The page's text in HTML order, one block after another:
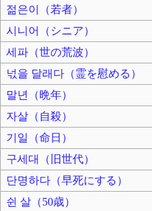
젊은이（若者）
시니어（シニア）
세파（世の荒波）
넋을 달래다（霊を慰める）
말년（晩年）
자살（自殺）
기일（命日）
구세대（旧世代）
단명하다（早死にする）
쉰 살（50歳）